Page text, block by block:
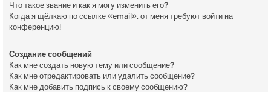
Что такое звание и как я могу изменить его?
Когда я щёлкаю по ссылке «email», от меня требуют войти на
конференцию!
Создание сообщений
Как мне создать новую тему или сообщение?
Как мне отредактировать или удалить сообщение?
Как мне добавить подпись к своему сообщению?